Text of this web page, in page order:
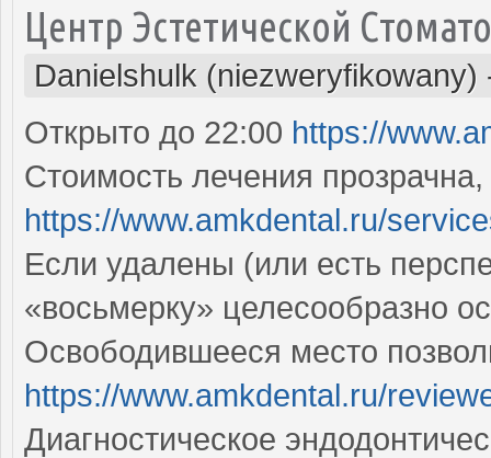
Центр Эстетической
Danielshulk (niezweryfikowany)
Открыто до 22:00 https://
Стоимость лечения
https://www.amkdental.ru/
Если удалены (или есть
«восьмерку» целесообразно
Освободившееся место
https://www.amkdental.ru/
Диагностическое